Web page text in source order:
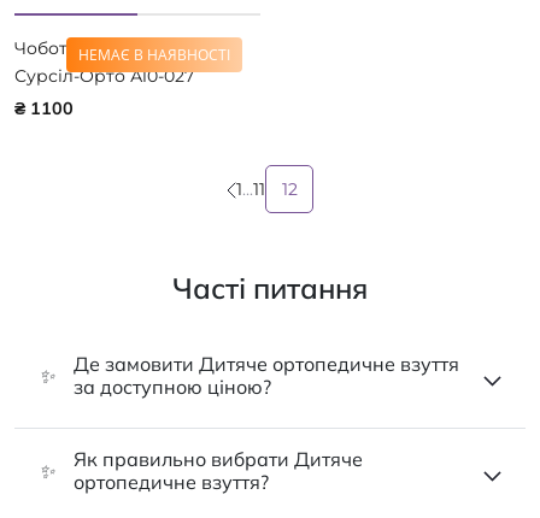
НЕМАЄ В НАЯВНОСТІ
Чоботи дитячі зимові
Сурсіл-Орто А10-027
₴ 1100
1...11 12
Часті питання
✨
Де замовити Дитяче ортопедичне взуття
за доступною ціною?
✨
Як правильно вибрати Дитяче
ортопедичне взуття?